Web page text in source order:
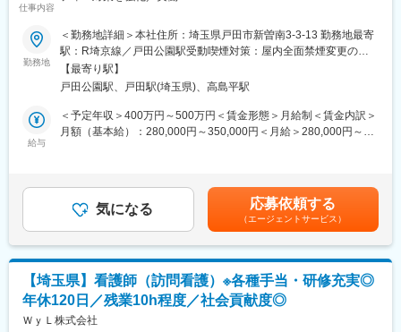
品）をレンタルするアメニティサポートシステムを提供している
会社です。
レンタルだけでなく、病院・介護施設内での申込の受付業務から
ご利用者への提供・回収・請求まで全て弊社で受け持っておりま
す。そのため医療・介護施設の業務負担の軽減もでき多くのメリ
ットがあります。拠点は北海道から九州まで展開し、毎年増収・
増益と確実に業績伸長しています。
仕事内容
■職務内容：
社内SEとして、情報システムに関わる業務全般をご担当いただき
ます。業務部門からの改善要望ヒアリング、要件定義などの上流
からお任せします。安全なシステム構築と運用を実現し、病院や
クリニックのIT推進を進めていただきます。
■具体的な業務内容：
■配属先について：
人事総務部SEチームは、係長（リーダー）50代と一般職50代の2
■当社の特徴：
・当社は、医療法人高仁会の一員として、医薬品や資材の調達の
ほか、給食や清掃、施設管理の請負等、医療や介護を側面から支
援する業務に携わっています。
勤務地
＜勤務地詳細＞本社住所：埼玉県戸田市新曽南3-3-13 勤務地最寄
駅：R埼京線／戸田公園駅受動喫煙対策：屋内全面禁煙変更の範
囲：無
【最寄り駅】
戸田公園駅、戸田駅(埼玉県)、高島平駅
給与
＜予定年収＞400万円～500万円＜賃金形態＞月給制＜賃金内訳＞
月額（基本給）：280,000円～350,000円＜月給＞280,000円～
は固定手当を含めた表記です。
気になる 応募依頼する
（エージェントサービス）
【埼玉県】看護師（訪問看護）※各種手当・研修充実◎
年休120日／残業10h程度／社会貢献度◎
ＷｙＬ株式会社